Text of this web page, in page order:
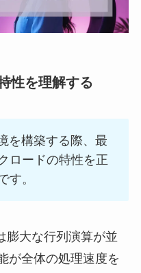
性を理解する
を構築する際、最
ロードの特性を正
す。
膨大な行列演算が並
が全体の処理速度を